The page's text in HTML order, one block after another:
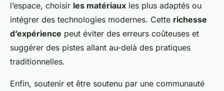
l’espace, choisir les matériaux les plus adaptés ou
intégrer des technologies modernes. Cette richesse
d’expérience peut éviter des erreurs coûteuses et
suggérer des pistes allant au-delà des pratiques
traditionnelles.
Enfin, soutenir et être soutenu par une communauté